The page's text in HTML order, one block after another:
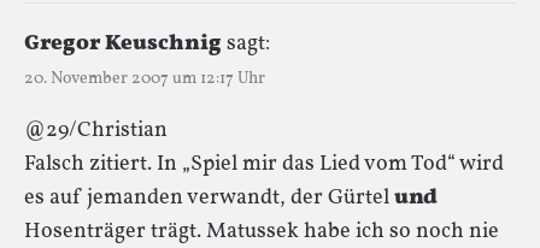
Gregor Keuschnigsagt:
20. November 2007 um 12:17 Uhr
@29/Christian
Falsch zitiert. In „Spiel mir das Lied vom Tod“ wird
es auf jemanden verwandt, der Gürtelund
Hosenträger trägt. Matussek habe ich so noch nie